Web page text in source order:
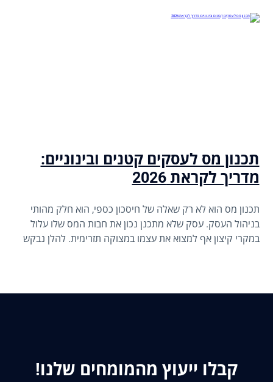
תכנון מס לעסקים קטנים ובינוניים:
מדריך לקראת 2026
תכנון מס הוא לא רק שאלה של חיסכון כספי, הוא חלק מהותי
בניהול העסק. עסק שלא מתכנן נכון את חבות המס שלו עלול
במקרי קיצון אף למצוא את עצמו במצוקה תזרימית. להלן נבקש
קבלו ייעוץ מהמומחים שלנו!